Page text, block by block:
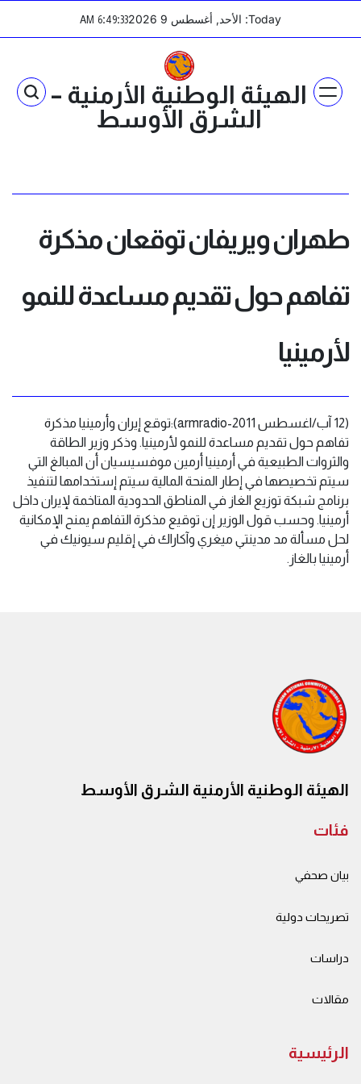
Today: الأحد, أغسطس 9 2026 6:49:33
AM
الهيئة الوطنية الأرمنية –
الشرق الأوسط
طهران ويريفان توقعان مذكرة
تفاهم حول تقديم مساعدة للنمو
لأرمينيا
(12 آب/اغسطس 2011-armradio):توقع إيران وأرمينيا مذكرة
تفاهم حول تقديم مساعدة للنمو لأرمينيا. وذكر وزير الطاقة
والثروات الطبيعية في أرمينيا أرمين موفسيسيان أن المبالغ التي
سيتم تخصيصها في إطار المنحة المالية سيتم إستخدامها لتنفيذ
برنامج شبكة توزيع الغاز في المناطق الحدودية المتاخمة لإيران داخل
أرمينيا. وحسب قول الوزير إن توقيع مذكرة التفاهم يمنح الإمكانية
لحل مسألة مد مدينتي ميغري وآكاراك في إقليم سيونيك في
أرمينيا بالغاز.
الهيئة الوطنية الأرمنية الشرق الأوسط
فئات
بيان صحفي
تصريحات دولية
دراسات
مقالات
الرئيسية